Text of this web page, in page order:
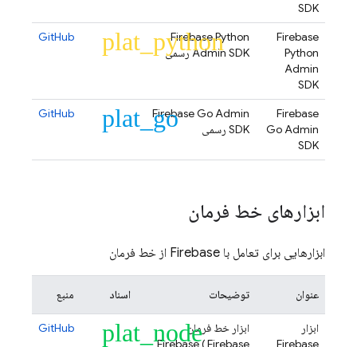
SDK
Firebase
Python
Admin
SDK
Firebase Python
Admin SDK رسمی
plat_python
GitHub
Firebase
Go Admin
SDK
Firebase Go Admin
SDK رسمی
plat_go
GitHub
ابزارهای خط فرمان
ابزارهایی برای تعامل با Firebase از خط فرمان
عنوان توضیحات اسناد منبع
ابزار
Firebase
ابزار خط فرمان
Firebase (Firebase
plat_node
GitHub